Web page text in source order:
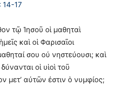
14-17
τῷ Ἰησοῦ οἱ μαθηταὶ
καὶ οἱ Φαρισαῖοι
σου οὐ νηστεύουσι; καὶ
οἱ υἱοὶ τοῦ
μετ’ αὐτῶν ἐστιν ὁ νυμφίος;